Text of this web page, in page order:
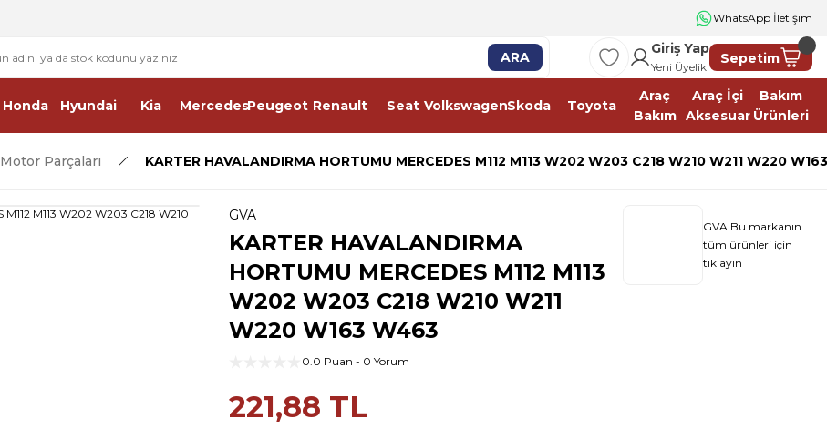
2500 TL ÜSTÜ ÜCRETSİZ KARGO
WhatsApp İletişim
ARA
Giriş Yap
Yeni Üyelik
Sepetim
Honda Hyundai Kia MercedesPeugeot Renault Seat VolkswagenSkoda Toyota
Araç
Bakım
Araç İçi
Aksesuar
Bakım
Ürünleri
Motor Parçaları KARTER HAVALANDIRMA HORTUMU MERCEDES M112 M113 W202 W203 C218 W210 W211 W220
GVA
KARTER HAVALANDIRMA
HORTUMU MERCEDES M112 M113
W202 W203 C218 W210 W211
W220 W163 W463
GVA Bu markanın
tüm ürünleri için
tıklayın
0.0 Puan - 0 Yorum
221,88 TL